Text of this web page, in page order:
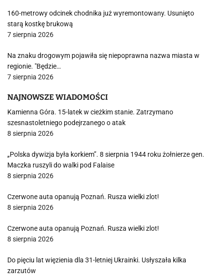
160-metrowy odcinek chodnika już wyremontowany. Usunięto
starą kostkę brukową
7 sierpnia 2026
Na znaku drogowym pojawiła się niepoprawna nazwa miasta w
regionie. "Będzie…
7 sierpnia 2026
NAJNOWSZE WIADOMOŚCI
Kamienna Góra. 15-latek w cieżkim stanie. Zatrzymano
szesnastoletniego podejrzanego o atak
8 sierpnia 2026
„Polska dywizja była korkiem”. 8 sierpnia 1944 roku żołnierze gen.
Maczka ruszyli do walki pod Falaise
8 sierpnia 2026
Czerwone auta opanują Poznań. Rusza wielki zlot!
8 sierpnia 2026
Czerwone auta opanują Poznań. Rusza wielki zlot!
8 sierpnia 2026
Do pięciu lat więzienia dla 31-letniej Ukrainki. Usłyszała kilka
zarzutów